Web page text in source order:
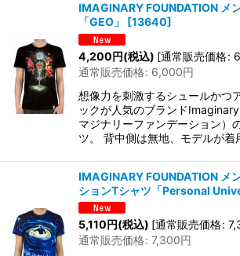
IMAGINARY FOUNDATION メ
「GEO」
[13640]
4,200円(税込) [通常販売価格:
通常販売価格: 6,000円
想像力を刺激するシュールかつ
ックが人気のブランド
マジナリーファンデーション）
ツ。 背中側は無地、モデルが
IMAGINARY FOUNDATION メ
ションTシャツ「Personal
5,110 円(税込) [通常販売価格:
通常販売価格: 7,300円